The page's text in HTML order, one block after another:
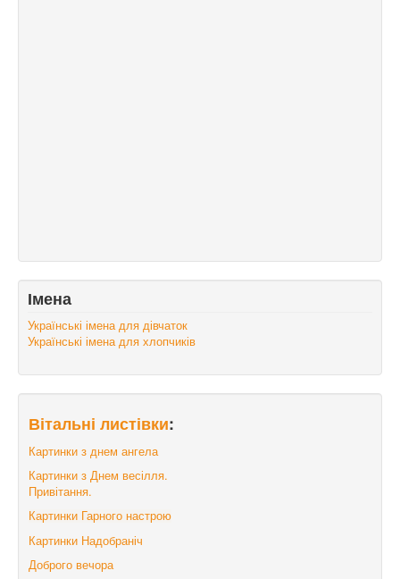
Імена
Українські імена для дівчаток
Українські імена для хлопчиків
Вітальні листівки:
Картинки з днем ангела
Картинки з Днем весілля.
Привітання.
Картинки Гарного настрою
Картинки Надобраніч
Доброго вечора